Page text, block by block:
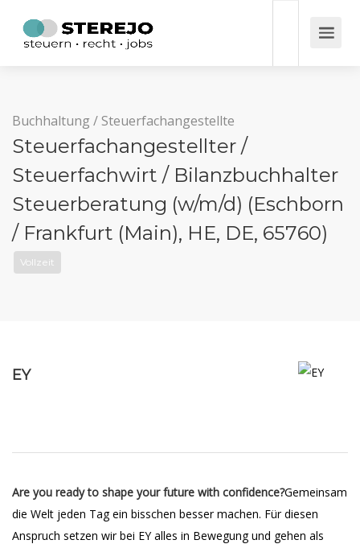
Buchhaltung / Steuerfachangestellte
Steuerfachangestellter /
Steuerfachwirt / Bilanzbuchhalter
Steuerberatung (w/m/d) (Eschborn
/ Frankfurt (Main), HE, DE, 65760)
Vollzeit
EY
Are you ready to shape your future with confidence?Gemeinsam
die Welt jeden Tag ein bisschen besser machen. Für diesen
Anspruch setzen wir bei EY alles in Bewegung und gehen als